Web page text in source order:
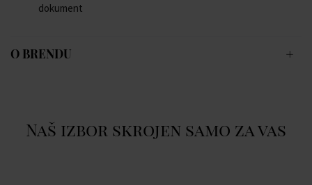
dokument
O BRENDU
Naš izbor skrojen samo za vas